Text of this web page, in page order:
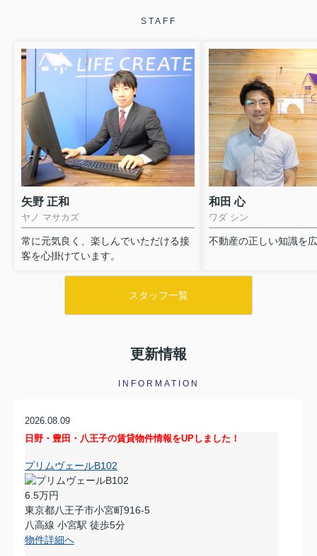
STAFF
矢野 正和
ヤノ マサカズ
常に元気良く、楽しんでいただける接
客を心掛けています。
和田 心
ワダ シン
不動産の正しい知識を
スタッフ一覧
更新情報
INFORMATION
2026.08.09
日野・豊田・八王子の賃貸物件情報をUPしました！
プリムヴェールB102
6.5万円
東京都八王子市小宮町916-5
八高線 小宮駅 徒歩5分
物件詳細へ